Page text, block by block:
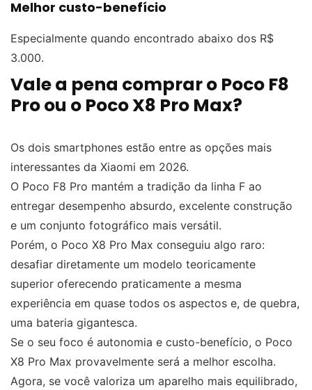
Melhor custo-benefício
Especialmente quando encontrado abaixo dos R$
3.000.
Vale a pena comprar o Poco F8
Pro ou o Poco X8 Pro Max?
Os dois smartphones estão entre as opções mais
interessantes da Xiaomi em 2026.
O Poco F8 Pro mantém a tradição da linha F ao
entregar desempenho absurdo, excelente construção
e um conjunto fotográfico mais versátil.
Porém, o Poco X8 Pro Max conseguiu algo raro:
desafiar diretamente um modelo teoricamente
superior oferecendo praticamente a mesma
experiência em quase todos os aspectos e, de quebra,
uma bateria gigantesca.
Se o seu foco é autonomia e custo-benefício, o Poco
X8 Pro Max provavelmente será a melhor escolha.
Agora, se você valoriza um aparelho mais equilibrado,